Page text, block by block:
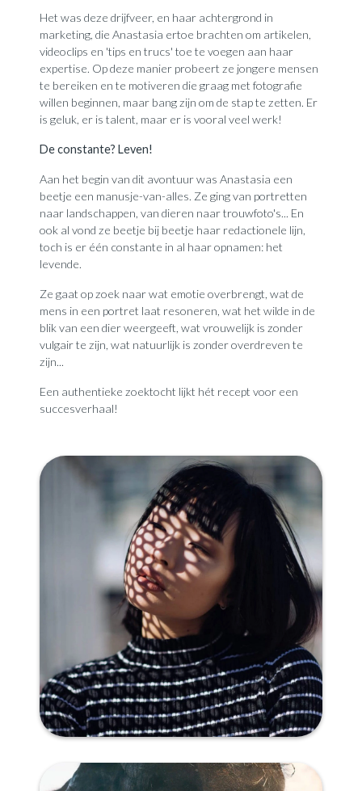
Het was deze drijfveer, en haar achtergrond in
marketing, die Anastasia ertoe brachten om artikelen,
videoclips en 'tips en trucs' toe te voegen aan haar
expertise. Op deze manier probeert ze jongere mensen
te bereiken en te motiveren die graag met fotografie
willen beginnen, maar bang zijn om de stap te zetten. Er
is geluk, er is talent, maar er is vooral veel werk!
De constante? Leven!
Aan het begin van dit avontuur was Anastasia een
beetje een manusje-van-alles. Ze ging van portretten
naar landschappen, van dieren naar trouwfoto's... En
ook al vond ze beetje bij beetje haar redactionele lijn,
toch is er één constante in al haar opnamen: het
levende.
Ze gaat op zoek naar wat emotie overbrengt, wat de
mens in een portret laat resoneren, wat het wilde in de
blik van een dier weergeeft, wat vrouwelijk is zonder
vulgair te zijn, wat natuurlijk is zonder overdreven te
zijn...
Een authentieke zoektocht lijkt hét recept voor een
succesverhaal!